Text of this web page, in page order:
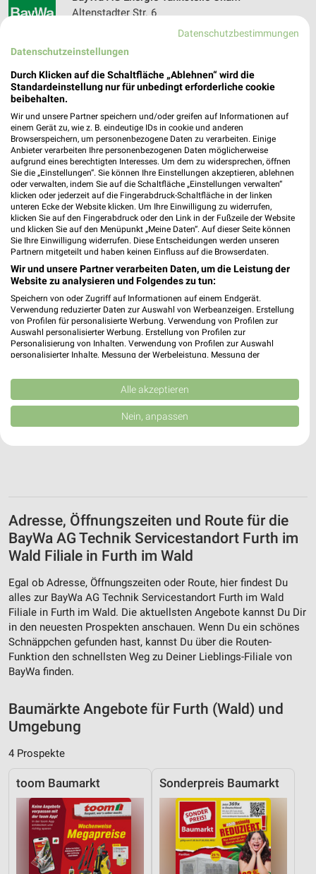
❯
Altenstadter Str. 6
15,26 km
BayWa AG Technik Servicezentrum Miltach
93468 Miltach
18,27 km
BayWa AG Fuels Vertrieb Viechtach
Bahnhofstr. 24
94234 Viechtach
25,80 km
Adresse, Öffnungszeiten und Route für die
BayWa AG Technik Servicestandort Furth im
Wald Filiale in Furth im Wald
Egal ob Adresse, Öffnungszeiten oder Route, hier findest Du
alles zur BayWa AG Technik Servicestandort Furth im Wald
Filiale in Furth im Wald. Die aktuellsten Angebote kannst Du Dir
in den neuesten Prospekten anschauen. Wenn Du ein schönes
Schnäppchen gefunden hast, kannst Du über die Routen-
Funktion den schnellsten Weg zu Deiner Lieblings-Filiale von
BayWa finden.
Baumärkte Angebote für Furth (Wald) und
Umgebung
4 Prospekte
toom Baumarkt Sonderpreis Baumarkt
Datenschutzbestimmungen
Datenschutzeinstellungen
Durch Klicken auf die Schaltfläche „Ablehnen“ wird die
Standardeinstellung nur für unbedingt erforderliche cookie
beibehalten.
Wir und unsere Partner speichern und/oder greifen auf Informationen auf
einem Gerät zu, wie z. B. eindeutige IDs in cookie und anderen
Browserspeichern, um personenbezogene Daten zu verarbeiten. Einige
Anbieter verarbeiten Ihre personenbezogenen Daten möglicherweise
aufgrund eines berechtigten Interesses. Um dem zu widersprechen, öffnen
Sie die „Einstellungen“. Sie können Ihre Einstellungen akzeptieren, ablehnen
oder verwalten, indem Sie auf die Schaltfläche „Einstellungen verwalten“
klicken oder jederzeit auf die Fingerabdruck-Schaltfläche in der linken
unteren Ecke der Website klicken. Um Ihre Einwilligung zu widerrufen,
klicken Sie auf den Fingerabdruck oder den Link in der Fußzeile der Website
und klicken Sie auf den Menüpunkt „Meine Daten“. Auf dieser Seite können
Sie Ihre Einwilligung widerrufen. Diese Entscheidungen werden unseren
Partnern mitgeteilt und haben keinen Einfluss auf die Browserdaten.
Wir und unsere Partner verarbeiten Daten, um die Leistung der
Website zu analysieren und Folgendes zu tun:
Speichern von oder Zugriff auf Informationen auf einem Endgerät.
Verwendung reduzierter Daten zur Auswahl von Werbeanzeigen. Erstellung
von Profilen für personalisierte Werbung. Verwendung von Profilen zur
Auswahl personalisierter Werbung. Erstellung von Profilen zur
Personalisierung von Inhalten. Verwendung von Profilen zur Auswahl
personalisierter Inhalte. Messung der Werbeleistung. Messung der
Kombinationen von Daten aus verschiedenen Quellen. Entwicklung und
Verbesserung der Angebote. Verwendung reduzierter Daten zur Auswahl
von Inhalten.
Daten können außerhalb der Europäischen Union weitergegeben und in die
Website/App.
Speichern von oder Zugriff auf Informationen
auf einem Endgerät
Verwendung reduzierter Daten zur Auswahl von
Werbeanzeigen
Erstellung von Profilen für personalisierte
Werbung
Verwendung von Profilen zur Auswahl
personalisierter Werbung
von Inhalten
Verwendung von Profilen zur Auswahl
Messung der Performance von Inhalten
Analyse von Zielgruppen durch Statistiken oder
Kombinationen von Daten aus verschiedenen
Quellen
Alle akzeptieren
Nein, anpassen